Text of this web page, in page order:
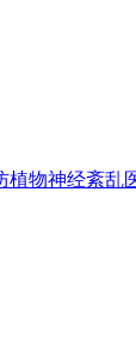
植物神经紊乱